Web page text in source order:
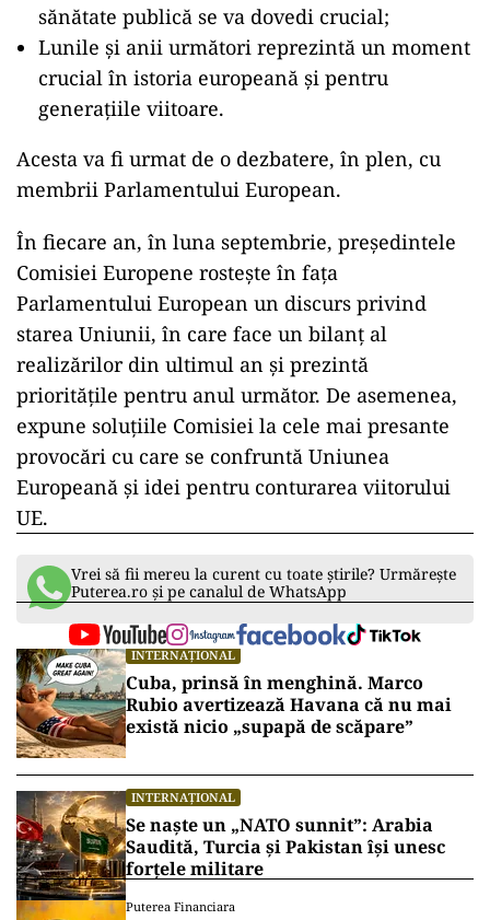
sănătate publică se va dovedi crucial;
Lunile şi anii următori reprezintă un moment
crucial în istoria europeană şi pentru
generaţiile viitoare.
Acesta va fi urmat de o dezbatere, în plen, cu
membrii Parlamentului European.
În fiecare an, în luna septembrie, preşedintele
Comisiei Europene rosteşte în faţa
Parlamentului European un discurs privind
starea Uniunii, în care face un bilanţ al
realizărilor din ultimul an şi prezintă
priorităţile pentru anul următor. De asemenea,
expune soluţiile Comisiei la cele mai presante
provocări cu care se confruntă Uniunea
Europeană şi idei pentru conturarea viitorului
UE.
Vrei să fii mereu la curent cu toate știrile? Urmărește
Puterea.ro și pe canalul de WhatsApp
INTERNAȚIONAL
Cuba, prinsă în menghină. Marco
Rubio avertizează Havana că nu mai
există nicio „supapă de scăpare”
INTERNAȚIONAL
Se naște un „NATO sunnit”: Arabia
Saudită, Turcia și Pakistan își unesc
forțele militare
Puterea Financiara